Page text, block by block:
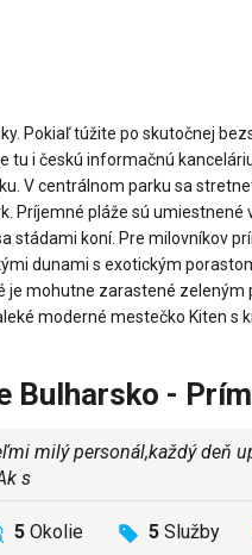
Pokiaľ túžite po skutočnej
tu i českú informačnú
V centrálnom parku sa
Príjemné pláže sú
koní. Pre milovníkov
dunami s exotickým
mohutne zarastené
moderné mestečko Kiten s
Bulharsko -
milý personál,každý deň
s
5 Okolie 5 Služby